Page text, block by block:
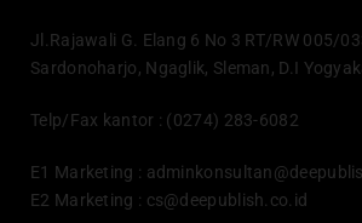
Jl.Rajawali G. Elang 6 No 3 RT/RW 005/
Sardonoharjo, Ngaglik, Sleman, D.I
Telp/Fax kantor : (0274) 283-6082
E1 Marketing :
E2 Marketing : cs@deepublish.co.id